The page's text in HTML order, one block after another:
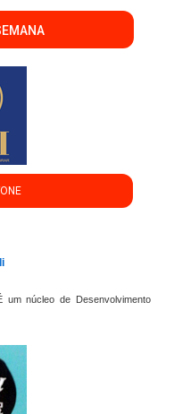
núcleo de Desenvolvimento